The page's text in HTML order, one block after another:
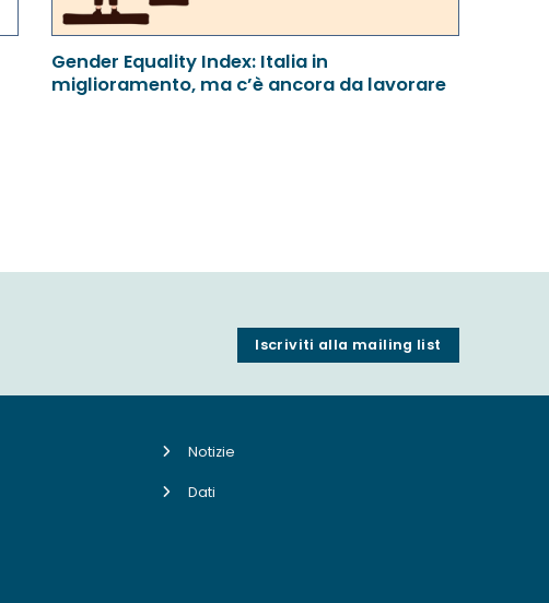
Gender Equality Index: Italia in
miglioramento, ma c’è ancora da lavorare
Iscriviti alla mailing list
Notizie
Dati